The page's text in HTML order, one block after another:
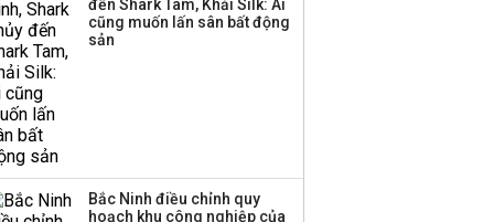
đến Shark Tam, Khải Silk: Ai
cũng muốn lấn sân bất động
sản
Bắc Ninh điều chỉnh quy
hoạch khu công nghiệp của